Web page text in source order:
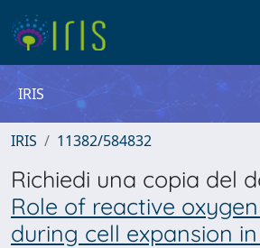
IRIS
IRIS 11382/584832
Richiedi una copia del
Role of reactive
during cell expansion